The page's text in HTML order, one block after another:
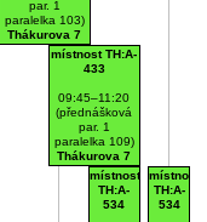
par. 1
paralelka 103)
Thákurova 7
(budova FSv)místnost TH:A-
433
09:45–11:20
(přednášková
par. 1
paralelka 109)
Thákurova 7
(budova FSv)
A433
místnost
TH:A-
534
místnost
TH:A-
534